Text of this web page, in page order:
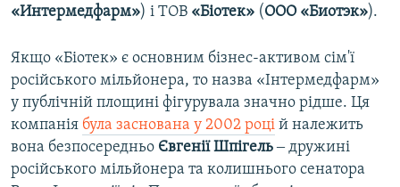
«Интермедфарм») і ТОВ «Біотек» (ООО «Биотэк»).
Якщо «Біотек» є основним бізнес-активом сім'ї
російського мільйонера, то назва «Інтермедфарм»
у публічній площині фігурувала значно рідше. Ця
компанія була заснована у 2002 році й належить
вона безпосередньо Євгенії Шпігель‒ дружині
російського мільйонера та колишнього сенатора